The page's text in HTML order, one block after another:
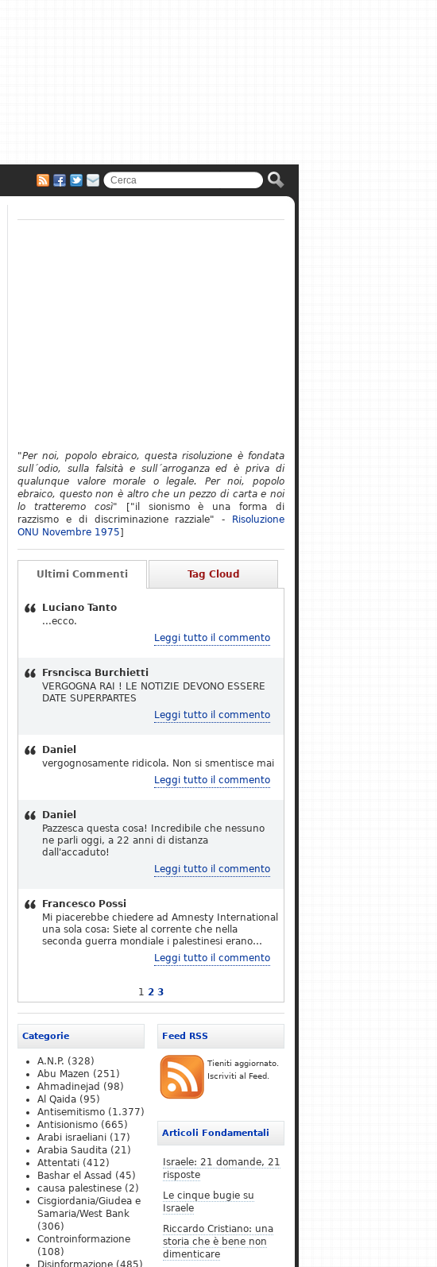
"Per noi, popolo ebraico, questa risoluzione è fondata
sull´odio, sulla falsità e sull´arroganza ed è priva di
qualunque valore morale o legale. Per noi, popolo
ebraico, questo non è altro che un pezzo di carta e noi
lo tratteremo così" ["il sionismo è una forma di
razzismo e di discriminazione razziale" -
Risoluzione
ONU Novembre 1975]
Ultimi Commenti Tag Cloud
Luciano Tanto
...ecco.
Leggi tutto il commento
Frsncisca Burchietti
VERGOGNA RAI ! LE NOTIZIE DEVONO ESSERE
DATE SUPERPARTES
Leggi tutto il commento
Daniel
vergognosamente ridicola. Non si smentisce mai
Leggi tutto il commento
Daniel
Pazzesca questa cosa! Incredibile che nessuno
ne parli oggi, a 22 anni di distanza
dall'accaduto!
Leggi tutto il commento
Francesco Possi
Mi piacerebbe chiedere ad Amnesty International
una sola cosa: Siete al corrente che nella
seconda guerra mondiale i palestinesi erano…
Leggi tutto il commento
1 2 3
Feed RSS
Tieniti aggiornato.
Iscriviti al Feed.
Articoli Fondamentali
Israele: 21 domande, 21
risposte
Le cinque bugie su
Israele
Riccardo Cristiano: una
storia che è bene non
dimenticare
Categorie
A.N.P. (328)
Abu Mazen (251)
Ahmadinejad (98)
Al Qaida (95)
Antisemitismo (1.377)
Antisionismo (665)
Arabi israeliani (17)
Arabia Saudita (21)
Attentati (412)
Bashar el Assad (45)
causa palestinese (2)
Cisgiordania/Giudea e
Samaria/West Bank
(306)
Controinformazione
(108)
Disinformazione (485)